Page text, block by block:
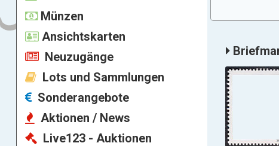
Münzen
Ansichtskarten
Neuzugänge
Lots und Sammlungen
Sonderangebote
Aktionen / News
Live123 - Auktionen